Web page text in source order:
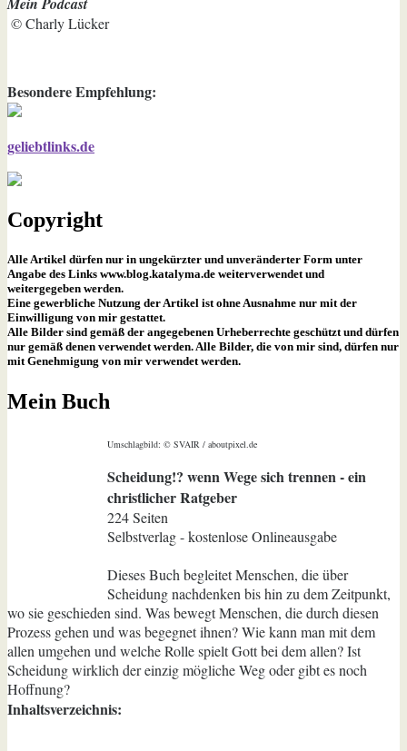
© Charly Lücker
Besondere Empfehlung:
geliebtlinks.de
Copyright
Alle Artikel dürfen nur in ungekürzter und unveränderter Form unter
Angabe des Links www.blog.katalyma.de weiterverwendet und
weitergegeben werden.
Eine gewerbliche Nutzung der Artikel ist ohne Ausnahme nur mit der
Einwilligung von mir gestattet.
Alle Bilder sind gemäß der angegebenen Urheberrechte geschützt und dürfen
nur gemäß denen verwendet werden. Alle Bilder, die von mir sind, dürfen nur
mit Genehmigung von mir verwendet werden.
Mein Buch
Umschlagbild: © SVAIR / aboutpixel.de
Scheidung!? wenn Wege sich trennen - ein
christlicher Ratgeber
224 Seiten
Selbstverlag - kostenlose Onlineausgabe
Dieses Buch begleitet Menschen, die über
Scheidung nachdenken bis hin zu dem Zeitpunkt,
wo sie geschieden sind. Was bewegt Menschen, die durch diesen
Prozess gehen und was begegnet ihnen? Wie kann man mit dem
allen umgehen und welche Rolle spielt Gott bei dem allen? Ist
Scheidung wirklich der einzig mögliche Weg oder gibt es noch
Hoffnung?
Inhaltsverzeichnis: